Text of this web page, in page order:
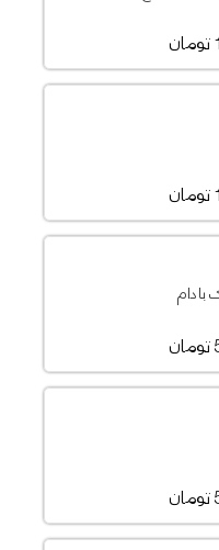
بادام